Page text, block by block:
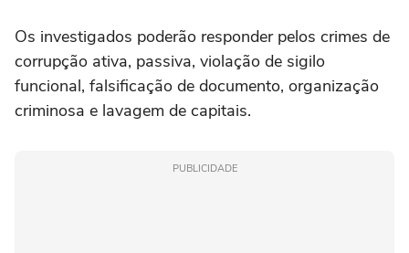
Os investigados poderão responder pelos crimes de
corrupção ativa, passiva, violação de sigilo
funcional, falsificação de documento, organização
criminosa e lavagem de capitais.
PUBLICIDADE